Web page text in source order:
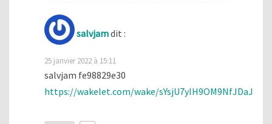
salvjamdit :
25 janvier 2022 à 15:11
salvjam fe98829e30
https://wakelet.com/wake/sYsjU7yIH9OM9NfJDaJJp